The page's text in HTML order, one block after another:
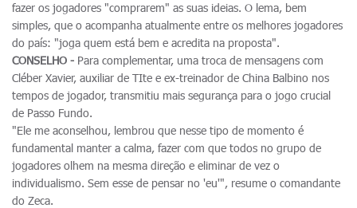
fazer os jogadores "comprarem" as suas ideias. O lema, bem
simples, que o acompanha atualmente entre os melhores jogadores
do país: "joga quem está bem e acredita na proposta".
CONSELHO - Para complementar, uma troca de mensagens com
Cléber Xavier, auxiliar de TIte e ex-treinador de China Balbino nos
tempos de jogador, transmitiu mais segurança para o jogo crucial
de Passo Fundo.
"Ele me aconselhou, lembrou que nesse tipo de momento é
fundamental manter a calma, fazer com que todos no grupo de
jogadores olhem na mesma direção e eliminar de vez o
individualismo. Sem esse de pensar no 'eu'", resume o comandante
do Zeca.